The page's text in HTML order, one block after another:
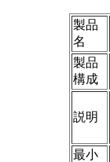
製品
名
製品
構成
説明
最小